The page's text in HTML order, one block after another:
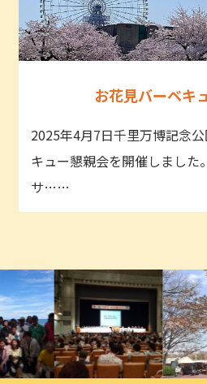
お花見バーベキ
2025年4月7日千里万博記念
キュー懇親会を開催しました
サ……